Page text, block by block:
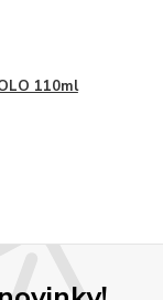
110ml